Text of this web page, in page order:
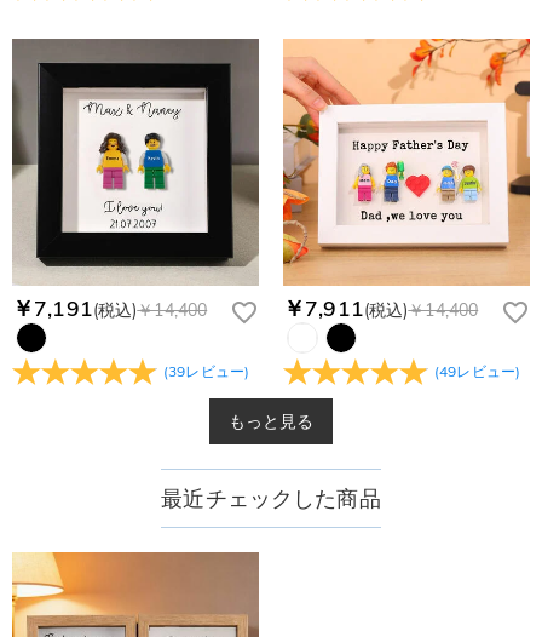
￥7,191(税込)￥14,400
(39レビュー)
￥7,911(税込)￥14,400
(49レビュー)
もっと見る
最近チェックした商品